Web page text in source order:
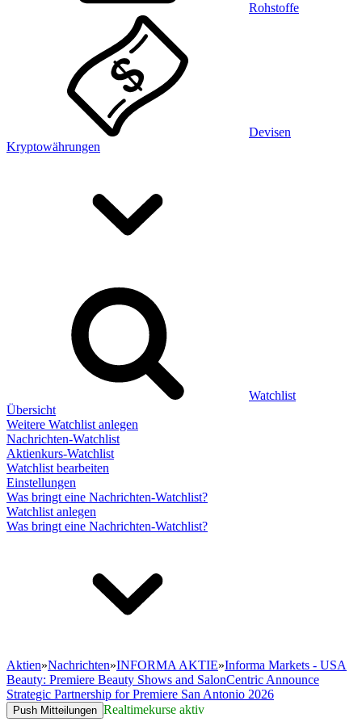
Rohstoffe
Devisen
Kryptowährungen
Watchlist
Übersicht
Weitere Watchlist anlegen
Nachrichten-Watchlist
Aktienkurs-Watchlist
Watchlist bearbeiten
Einstellungen
Was bringt eine Nachrichten-Watchlist?
Watchlist anlegen
Was bringt eine Nachrichten-Watchlist?
Aktien»Nachrichten»INFORMA AKTIE»Informa Markets - USA
Beauty: Premiere Beauty Shows and SalonCentric Announce
Strategic Partnership for Premiere San Antonio 2026
Push Mitteilungen Realtimekurse aktiv